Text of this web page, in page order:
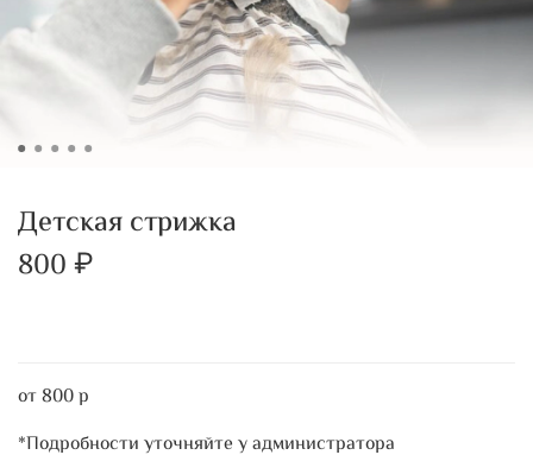
Детская стрижка
800 ₽
от 800 р
*Подробности уточняйте у администратора